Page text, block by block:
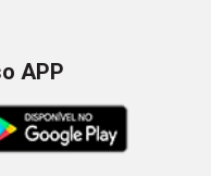
APP